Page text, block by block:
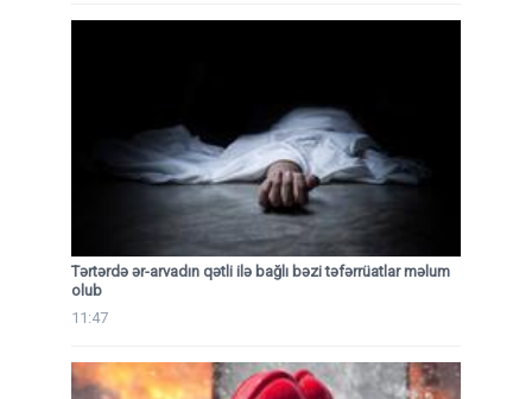
Tərtərdə ər-arvadın qətli ilə bağlı bəzi təfərrüatlar məlum
olub
11:47